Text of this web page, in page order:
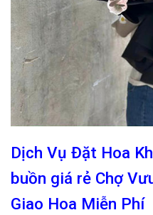
Dịch Vụ Đặt Hoa
buồn giá rẻ Chợ
Giao Hoa Miễn Phí